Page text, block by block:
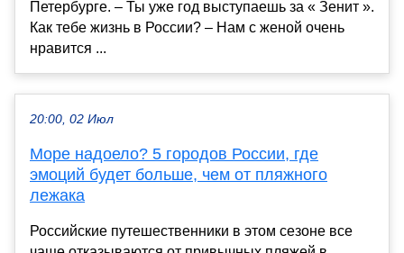
Петербурге. – Ты уже год выступаешь за « Зенит ».
Как тебе жизнь в России? – Нам с женой очень
нравится ...
20:00, 02 Июл
Море надоело? 5 городов России, где
эмоций будет больше, чем от пляжного
лежака
Российские путешественники в этом сезоне все